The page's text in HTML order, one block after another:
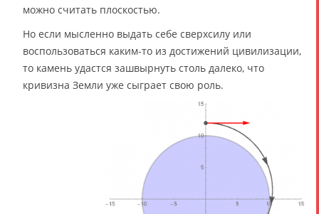
можно считать плоскостью.
Но если мысленно выдать себе сверхсилу или
воспользоваться каким-то из достижений цивилизации,
то камень удастся зашвырнуть столь далеко, что
кривизна Земли уже сыграет свою роль.